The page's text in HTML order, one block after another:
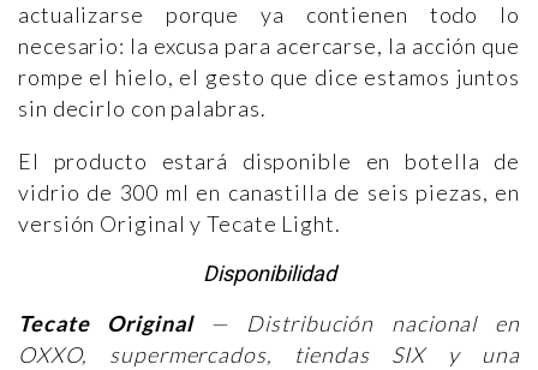
actualizarse porque ya contienen todo lo
necesario: la excusa para acercarse, la acción que
rompe el hielo, el gesto que dice estamos juntos
sin decirlo con palabras.
El producto estará disponible en botella de
vidrio de 300 ml en canastilla de seis piezas, en
versión Original y Tecate Light.
Disponibilidad
Tecate Original — Distribución nacional en
OXXO, supermercados, tiendas SIX y una